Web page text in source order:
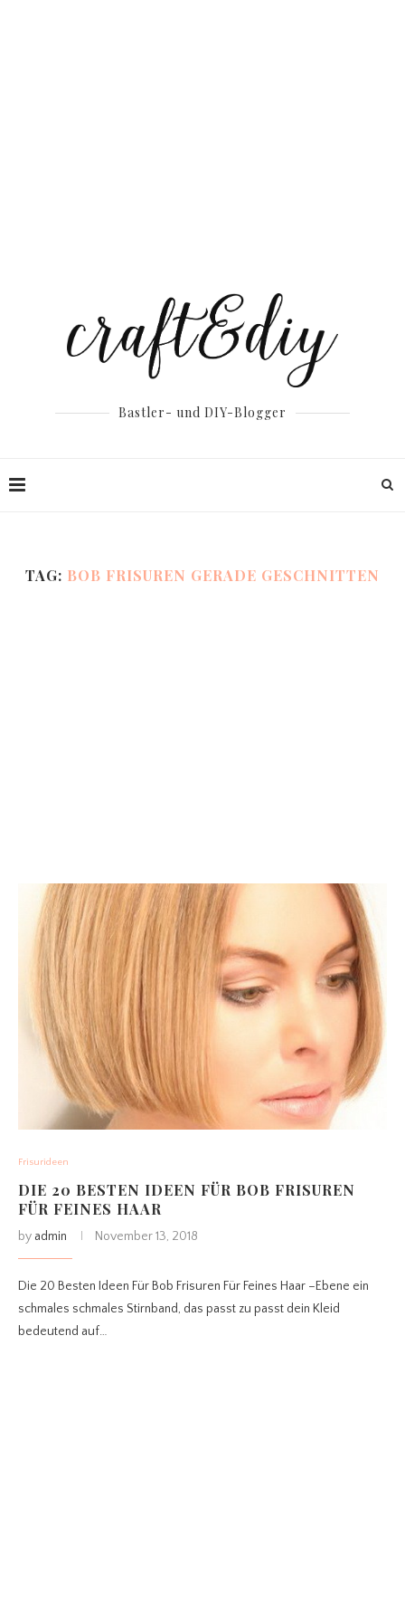
Bastler- und DIY-Blogger
TAG: BOB FRISUREN GERADE GESCHNITTEN
Frisurideen
DIE 20 BESTEN IDEEN FÜR BOB FRISUREN
FÜR FEINES HAAR
by admin November 13, 2018
Die 20 Besten Ideen Für Bob Frisuren Für Feines Haar –Ebene ein
schmales schmales Stirnband, das passt zu passt dein Kleid
bedeutend auf…